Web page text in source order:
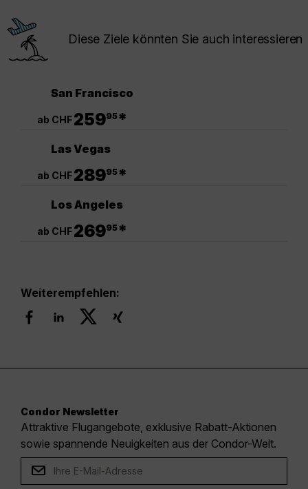
Diese Ziele könnten Sie auch interessieren
San Francisco
ab CHF25995*
Las Vegas
ab CHF28995*
Los Angeles
ab CHF26995*
Weiterempfehlen:
Condor Newsletter
Attraktive Flugangebote, exklusive Rabatt-Aktionen
sowie spannende Neuigkeiten aus der Condor-Welt.